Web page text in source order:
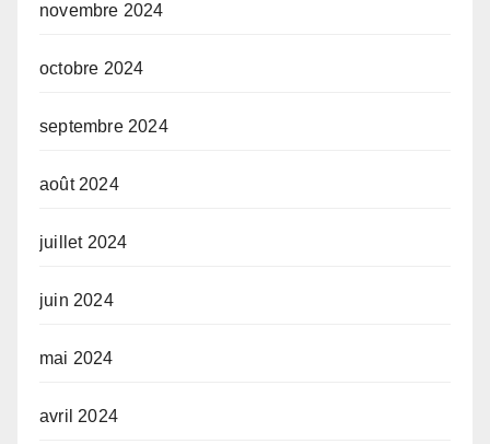
novembre 2024
octobre 2024
septembre 2024
août 2024
juillet 2024
juin 2024
mai 2024
avril 2024